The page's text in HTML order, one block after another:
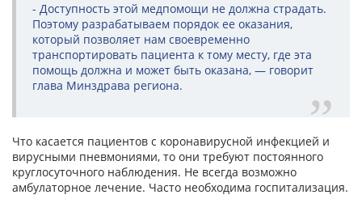
- Доступность этой медпомощи не должна страдать.
Поэтому разрабатываем порядок ее оказания,
который позволяет нам своевременно
транспортировать пациента к тому месту, где эта
помощь должна и может быть оказана, — говорит
глава Минздрава региона.
Что касается пациентов с коронавирусной инфекцией и
вирусными пневмониями, то они требуют постоянного
круглосуточного наблюдения. Не всегда возможно
амбулаторное лечение. Часто необходима госпитализация.